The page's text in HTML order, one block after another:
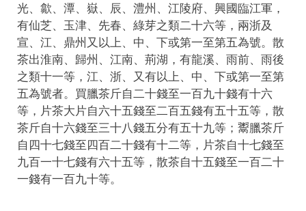
光、歙、潭、嶽、辰、澧州、江陵府、興國臨江軍，
有仙芝、玉津、先春、綠芽之類二十六等，兩浙及
宣、江、鼎州又以上、中、下或第一至第五為號。散
茶出淮南、歸州、江南、荊湖，有龍溪、雨前、雨後
之類十一等，江、浙、又有以上、中、下或第一至第
五為號者。買臘茶斤自二十錢至一百九十錢有十六
等，片茶大片自六十五錢至二百五錢有五十五等，散
茶斤自十六錢至三十八錢五分有五十九等；鬻臘茶斤
自四十七錢至四百二十錢有十二等，片茶自十七錢至
九百一十七錢有六十五等，散茶自十五錢至一百二十
一錢有一百九十等。